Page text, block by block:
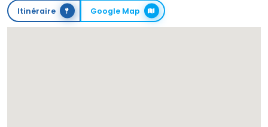
Itinéraire
Google Map